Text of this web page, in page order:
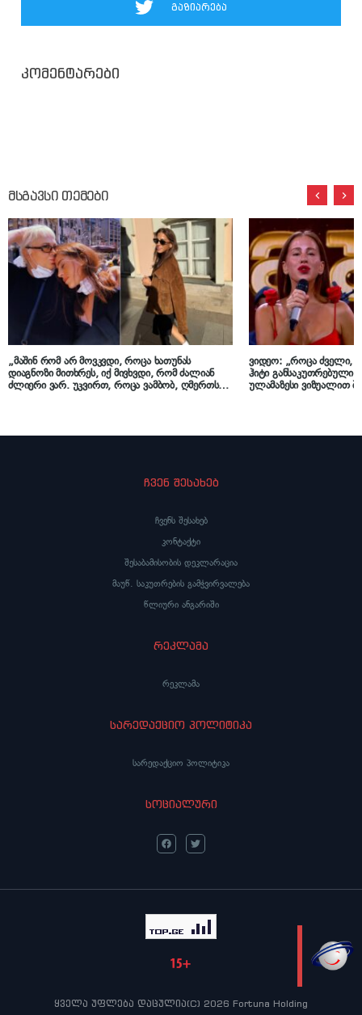
LIVE
გაზიარება
კომენტარები
მსგავსი თემები
„მაშინ რომ არ მოვკვდი, როცა ხათუნას
დიაგნოზი მითხრეს, იქ მივხვდი, რომ ძალიან
ძლიერი ვარ. უკვირთ, როცა ვამბობ, ღმერთს
ვიდეო: „როცა ძველი,
ჰიტი
ულამაზესი ვიზუალით
ჩვენ შესახებ
ჩვენს შესახებ
კონტაქტი
შესაბამისობის დეკლარაცია
მაუწ. საკუთრების გამჭვირვალება
წლიური ანგარიში
რეკლამა
რეკლამა
სარედაქციო პოლიტიკა
სარედაქციო პოლიტიკა
სოციალური
ყველა უფლება დაცულია(C) 2026 Fortuna Holding